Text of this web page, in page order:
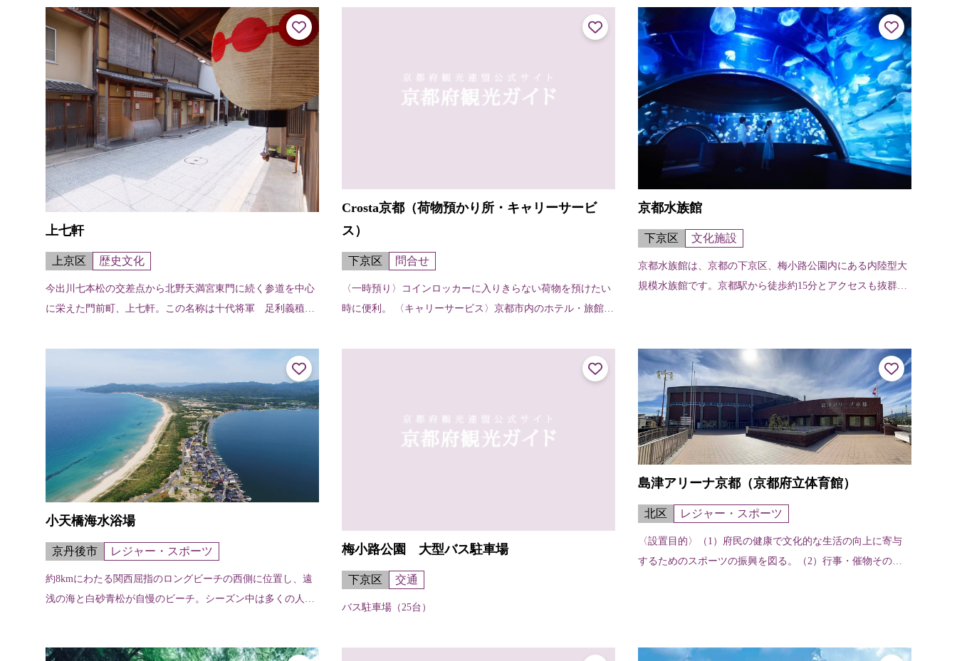
たリゾートとして...
上七軒
上京区 歴史文化
今出川七本松の交差点から北野天満宮東門に続く参道を中心
に栄えた門前町、上七軒。この名称は十代将軍 足利義稙の
とから起こったという。秀吉公の大...
Crosta京都（荷物預かり所・キャリーサービ
ス）
下京区 問合せ
〈一時預り〉コインロッカーに入りきらない荷物を預けたい
時に便利。 〈キャリーサービス〉京都市内のホテル・旅館な
てくれる。【申し込み・受け取り...
京都水族館
下京区 文化施設
京都水族館は、京都の下京区、梅小路公園内にある内陸型大
規模水族館です。京都駅から徒歩約15分とアクセスも抜群で
小天橋海水浴場
京丹後市 レジャー・スポーツ
約8kmにわたる関西屈指のロングビーチの西側に位置し、遠
浅の海と白砂青松が自慢のビーチ。シーズン中は多くの人で
梅小路公園 大型バス駐車場
下京区 交通
バス駐車場（25台）
島津アリーナ京都（京都府立体育館）
北区 レジャー・スポーツ
〈設置目的〉（1）府民の健康で文化的な生活の向上に寄与
するためのスポーツの振興を図る。（2）行事・催物その他